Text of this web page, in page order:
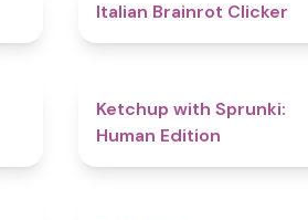
Italian Brainrot Clicker
Ketchup with Sprunki:
Human Edition